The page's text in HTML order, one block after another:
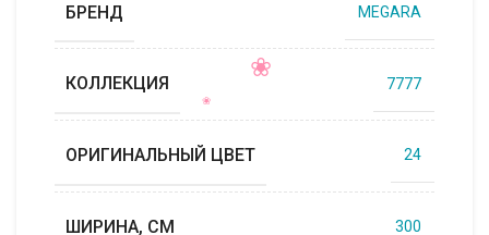
БРЕНД MEGARA
КОЛЛЕКЦИЯ 7777
ОРИГИНАЛЬНЫЙ ЦВЕТ 24
ШИРИНА, СМ 300